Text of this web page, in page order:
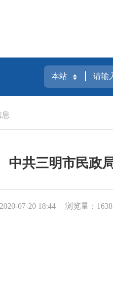
息
中共三明市民政
07-20 18:44 浏览量：1638